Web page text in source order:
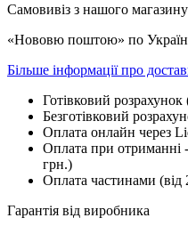
Самовивіз з нашого
«Нововю поштою» по
Більше інформації про
Готівковий
Безготівковий
Оплата онлайн через
Оплата при отриманні
грн.)
Оплата частинами (від
Гарантія від виробника